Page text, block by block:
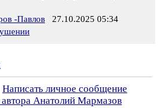
-Павлов 27.10.2025 05:34
Написать личное сообщение
Анатолий Мармазов